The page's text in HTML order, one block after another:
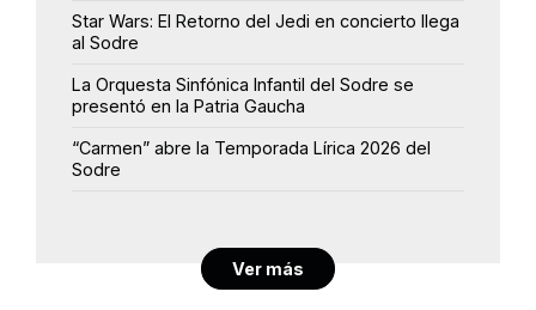
Star Wars: El Retorno del Jedi en concierto llega
al Sodre
La Orquesta Sinfónica Infantil del Sodre se
presentó en la Patria Gaucha
“Carmen” abre la Temporada Lírica 2026 del
Sodre
Ver más